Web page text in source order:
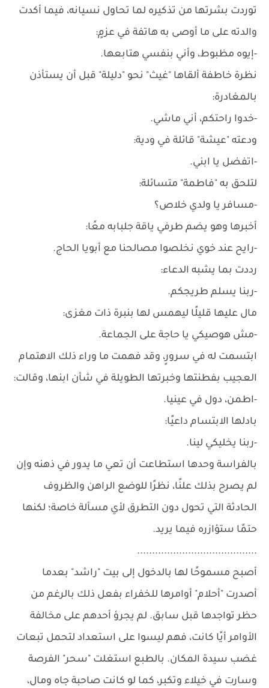
توردت بشرتها من تذكيره لما تحاول نسيانه، فيما أكدت
والدته على ما أوصى به هاتفة في عزمٍ:
-إيوه مظبوط، وأني بنفسي هتابعها.
نظرة خاطفة ألقاها "غيث" نحو "دليلة" قبل أن يستأذن
بالمغادرة:
-خدوا راحتكم، أني ماشي.
ودعته "عيشة" قائلة في ودية:
-اتفضل يا ابني.
لتلحق به "فاطمة" متسائلة:
-مسافر يا ولدي خلاص؟
أخبرها وهو يضم طرفي ياقة جلبابه معًا:
-رايح عند خوي نخلصوا مصالحنا مع أبويا الحاج.
رددت بما يشبه الدعاء:
-ربنا يسلم طريجكم.
مال عليها قليلًا ليهمس لها بنبرة ذات مغزى:
-مش هوصيكي يا حاجة على الجماعة.
ابتسمت له في سرورٍ، وقد فهمت ما وراء ذلك الاهتمام
العجيب بفطنتها وخبرتها الطويلة في شأن ابنها، وقالت:
-اطمن، دول في عينيا.
بادلها الابتسام داعيًا:
-ربنا يخليكي لينا.
بالفراسة وحدها استطاعت أن تعي ما يدور في ذهنه وإن
لم يصرح بذلك علنًا، نظرًا للوضع الراهن والظروف
الحادثة التي تحول دون التطرق لأي مسألة خاصة؛ لكنها
حتمًا ستؤازره فيما يريد.
........................................
أصبح مسموحًا لها بالدخول إلى بيت "راشد" بعدما
أصدرت "أحلام" أوامرها للخفراء بفعل ذلك بالرغم من
حظر تواجدها قبل سابق. لم يجرؤ أحدهم على مخالفة
الأوامر أيًا كانت، فهم ليسوا على استعداد لتحمل تبعات
غضب سيدة المكان. بالطبع استغلت "سحر" الفرصة
وسارت في خيلاء وتكبر، كما لو كانت صاحبة جاه ومال،